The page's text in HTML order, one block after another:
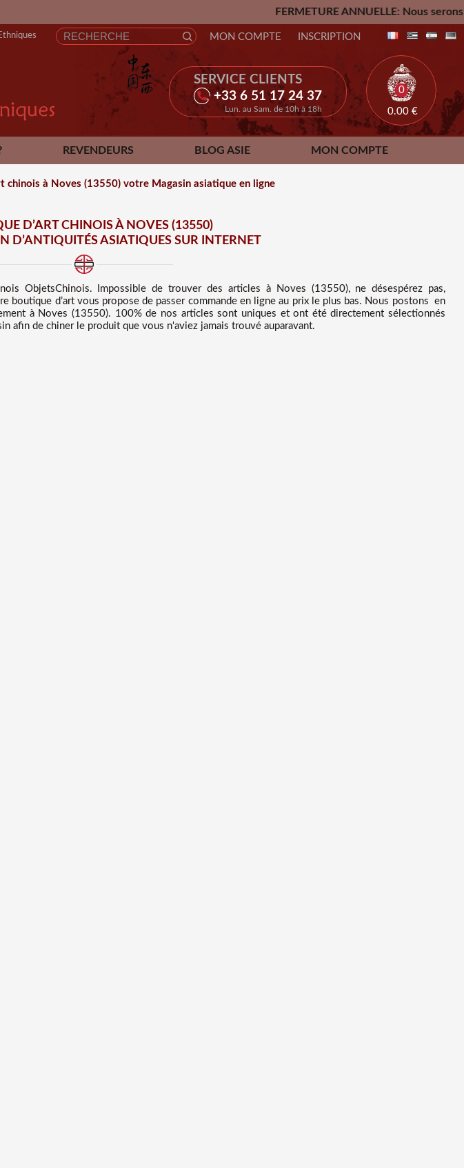
FERMETURE ANNUELLE: Nous serons fermés du
SERVICE CLIENTS
+33 6 51 17 24 37
Lun. au Sam. de 10h à 18h
MON COMPTE INSCRIPTION
0
0.00 €
REVENDEURS BLOG ASIE MON COMPTE
CONTACT
chinois à Noves (13550) votre Magasin asiatique en ligne
D’ART CHINOIS À NOVES (13550)
D’ANTIQUITÉS ASIATIQUES SUR INTERNET
ObjetsChinois. Impossible de trouver des articles à Noves (13550), ne désespérez pas,
boutique d’art vous propose de passer commande en ligne au prix le plus bas. Nous postons en
à Noves (13550). 100% de nos articles sont uniques et ont été directement sélectionnés
afin de chiner le produit que vous n'aviez jamais trouvé auparavant.